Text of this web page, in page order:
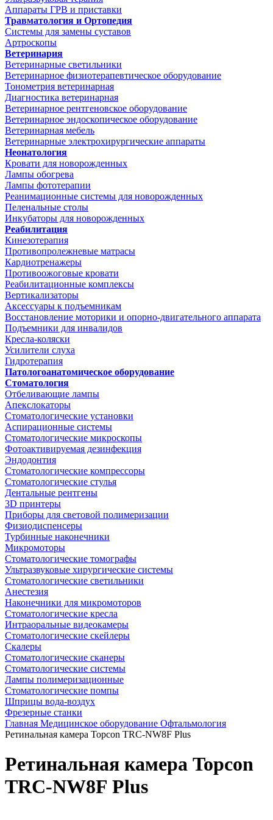
Аппараты ГРВ и приставки
Травматология и Ортопедия
Системы для замены суставов
Артроскопы
Ветеринария
Ветеринарные светильники
Ветеринарное физиотерапевтическое оборудование
Тонометрия ветеринарная
Диагностика ветеринарная
Ветеринарное рентгеновское оборудование
Ветеринарное эндоскопическое оборудование
Ветеринарная мебель
Ветеринарные электрохирургические аппараты
Неонатология
Кровати для новорожденных
Лампы обогрева
Лампы фототерапии
Реанимационные системы для новорожденных
Пеленальные столы
Инкубаторы для новорожденных
Реабилитация
Кинезотерапия
Противопролежневые матрасы
Кардиотренажеры
Противоожоговые кровати
Реабилитационные комплексы
Вертикализаторы
Аксессуары к подъемникам
Восстановление моторики и опорно-двигательного аппарата
Подъемники для инвалидов
Кресла-коляски
Усилители слуха
Гидротерапия
Патологоанатомическое оборудование
Стоматология
Отбеливающие лампы
Апекслокаторы
Стоматологические установки
Аспирационные системы
Стоматологические микроскопы
Фотоактивируемая дезинфекция
Эндодонтия
Стоматологические компрессоры
Стоматологические стулья
Дентальные рентгены
3D принтеры
Приборы для световой полимеризации
Физиодиспенсеры
Турбинные наконечники
Микромоторы
Стоматологические томографы
Ультразвуковые хирургические системы
Стоматологические светильники
Анестезия
Наконечники для микромоторов
Стоматологические кресла
Интраоральные видеокамеры
Стоматологические скейлеры
Скалеры
Стоматологические сканеры
Стоматологические системы
Лампы полимеризационные
Стоматологические помпы
Шприцы вода-воздух
Фрезерные станки
Главная Медицинское оборудование Офтальмология
Ретинальная камера Topcon TRC-NW8F Plus
Ретинальная камера Topcon
TRC-NW8F Plus